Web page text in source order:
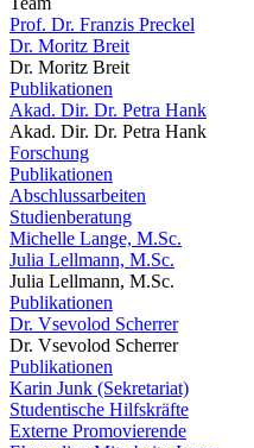
Prof. Dr. Franzis Preckel
Dr. Moritz Breit
Dr. Moritz Breit
Publikationen
Akad. Dir. Dr. Petra Hank
Akad. Dir. Dr. Petra Hank
Forschung
Publikationen
Abschlussarbeiten
Studienberatung
Michelle Lange, M.Sc.
Julia Lellmann, M.Sc.
Julia Lellmann, M.Sc.
Publikationen
Dr. Vsevolod Scherrer
Dr. Vsevolod Scherrer
Publikationen
Karin Junk (Sekretariat)
Studentische Hilfskräfte
Externe Promovierende